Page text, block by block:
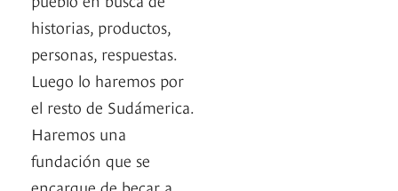
historias, productos,
personas, respuestas.
Luego lo haremos por
el resto de Sudámerica.
Haremos una
fundación que se
encargue de becar a